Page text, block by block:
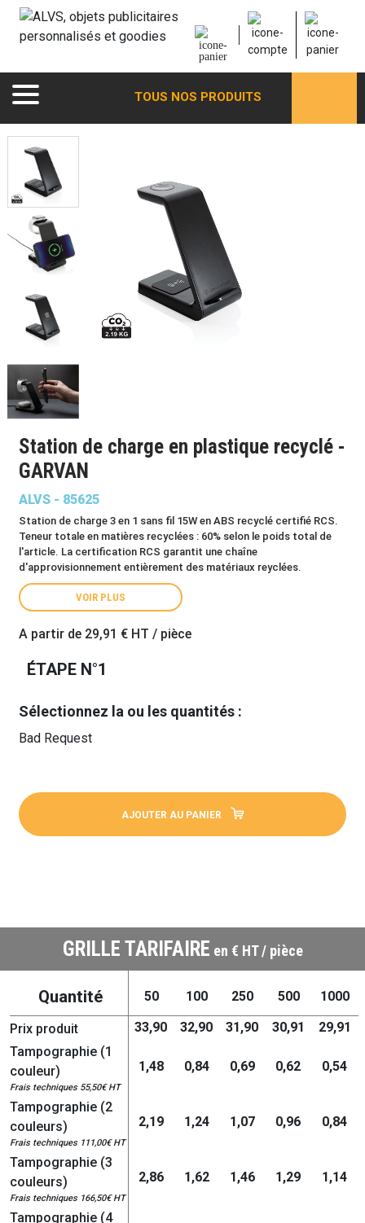
TOUS NOS PRODUITS
Station de charge en plastique recyclé -
GARVAN
ALVS - 85625
Station de charge 3 en 1 sans fil 15W en ABS recyclé certifié RCS.
Teneur totale en matières recyclées : 60% selon le poids total de
l'article. La certification RCS garantit une chaîne
d'approvisionnement entièrement des matériaux reyclées.
VOIR PLUS
A partir de 29,91 € HT / pièce
ÉTAPE N°1
Sélectionnez la ou les quantités :
Bad Request
AJOUTER AU PANIER
GRILLE TARIFAIRE en € HT / pièce
Quantité 50 100 250 500 1000
Prix produit 33,90 32,90 31,90 30,91
29,91
Tampographie (1
couleur)
Frais techniques 55,50€ HT
1,48 0,84 0,69 0,62 0,54
Tampographie (2
couleurs)
Frais techniques 111,00€ HT
2,19 1,24 1,07 0,96 0,84
Tampographie (3
couleurs)
Frais techniques 166,50€ HT
2,86 1,62 1,46 1,29 1,14
Tampographie (4